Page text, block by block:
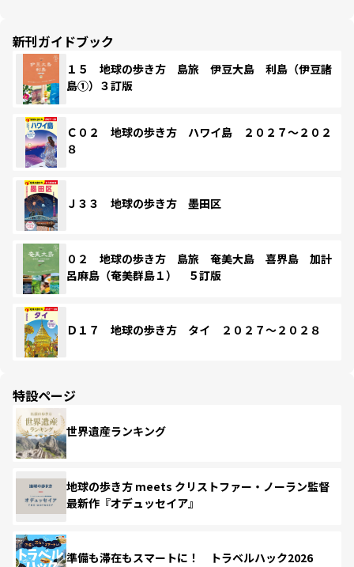
新刊ガイドブック
１５ 地球の歩き方 島旅 伊豆大島 利島（伊豆諸
島①）３訂版
Ｃ０２ 地球の歩き方 ハワイ島 ２０２７～２０２
８
Ｊ３３ 地球の歩き方 墨田区
０２ 地球の歩き方 島旅 奄美大島 喜界島 加計
呂麻島（奄美群島１） ５訂版
Ｄ１７ 地球の歩き方 タイ ２０２７～２０２８
特設ページ
世界遺産ランキング
地球の歩き方 meets クリストファー・ノーラン監督
最新作『オデュッセイア』
準備も滞在もスマートに！ トラベルハック2026